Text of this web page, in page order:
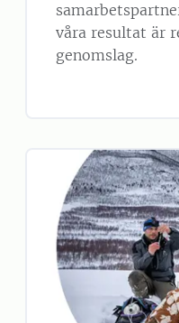
våra resultat är
genomslag.